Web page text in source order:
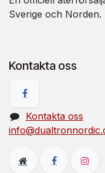
Sverige och Norden.
Kontakta oss
Kontakta oss